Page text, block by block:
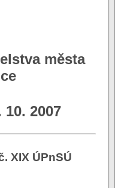
města
10. 2007
XIX ÚPnSÚ